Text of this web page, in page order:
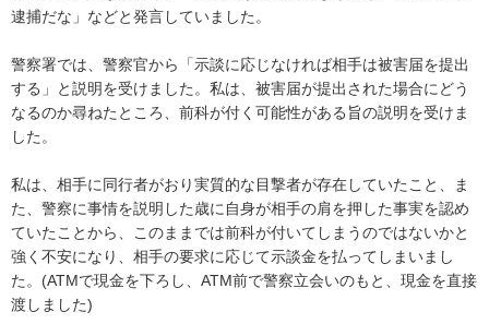
逮捕だな」などと発言していました。
警察署では、警察官から「示談に応じなければ相手は被害届を提出
する」と説明を受けました。私は、被害届が提出された場合にどう
なるのか尋ねたところ、前科が付く可能性がある旨の説明を受けま
した。
私は、相手に同行者がおり実質的な目撃者が存在していたこと、ま
た、警察に事情を説明した歳に自身が相手の肩を押した事実を認め
ていたことから、このままでは前科が付いてしまうのではないかと
強く不安になり、相手の要求に応じて示談金を払ってしまいまし
た。(ATMで現金を下ろし、ATM前で警察立会いのもと、現金を直接
渡しました)